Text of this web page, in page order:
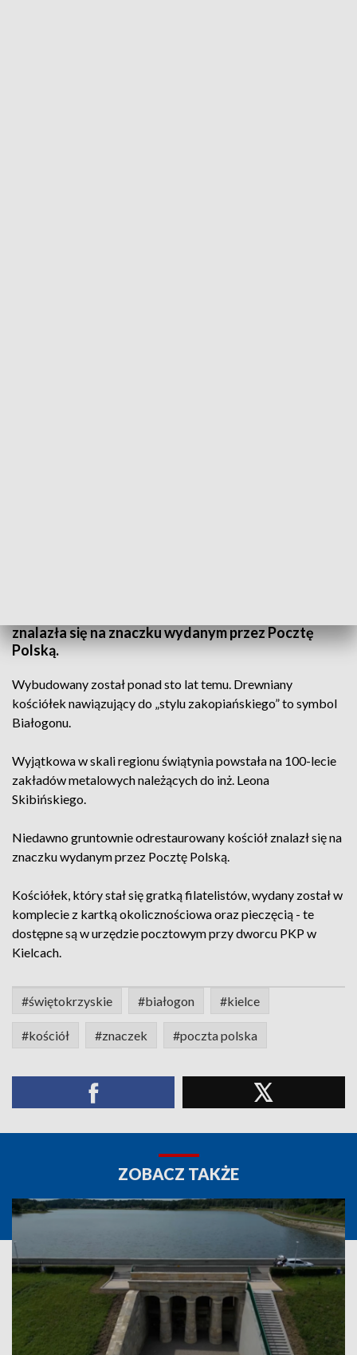
znalazła się na znaczku wydanym przez Pocztę
Polską.
Wybudowany został ponad sto lat temu. Drewniany
kościółek nawiązujący do „stylu zakopiańskiego” to symbol
Białogonu.
Wyjątkowa w skali regionu świątynia powstała na 100-lecie
zakładów metalowych należących do inż. Leona
Skibińskiego.
Niedawno gruntownie odrestaurowany kościół znalazł się na
znaczku wydanym przez Pocztę Polską.
Kościółek, który stał się gratką filatelistów, wydany został w
komplecie z kartką okolicznościowa oraz pieczęcią - te
dostępne są w urzędzie pocztowym przy dworcu PKP w
Kielcach.
#świętokrzyskie #białogon #kielce
#kościół #znaczek #poczta polska
ZOBACZ TAKŻE